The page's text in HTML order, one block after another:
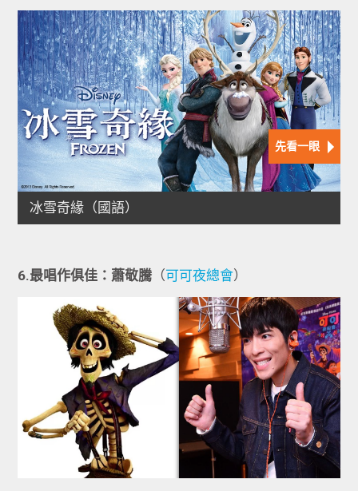
6.最唱作俱佳：蕭敬騰 （可可夜總會）